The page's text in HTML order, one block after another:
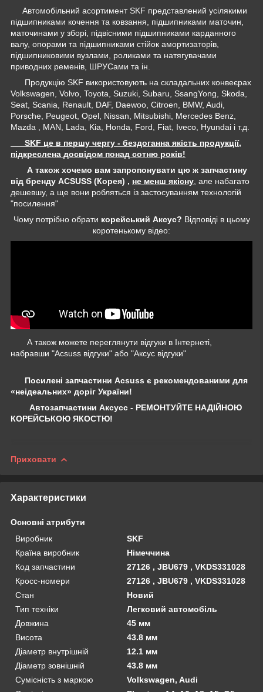
Автомобільний асортимент SKF представлений усілякими
підшипниками кочення та ковзання, підшипниками маточин,
маточинами у зборі, підвісними підшипниками карданного
валу, опорами та підшипниками стійок амортизаторів,
підшипниковими вузлами, роликами та натягувачами
приводних ременів, ШРУСами та ін.
Продукцію SKF використовують на складальних конвеєрах
Volkswagen, Volvo, Toyota, Suzuki, Subaru, SsangYong, Skoda,
Seat, Scania, Renault, DAF, Daewoo, Citroen, BMW, Audi,
Porsche, Peugeot, Opel, Nissan, Mitsubishi, Mercedes Benz,
Mazda , MAN, Lada, Kia, Honda, Ford, Fiat, Iveco, Hyundai і т.д.
SKF це в першу чергу - бездоганна якість продукції,
підкреслена досвідом понад сотню років!
А також хочемо вам запропонувати цю ж запчастину
від бренду ACSUSS (Корея) , не менш якісну , але набагато
дешевшу, а ще вони робляться із застосуванням технологій
"посилення"
Чому потрібно обрати корейський Аксус? Відповіді в цьому
коротенькому відео:
А також можете переглянути відгуки в Інтернеті,
набравши "Acsuss відгуки" або "Аксус відгуки"
Посилені запчастини Acsuss є рекомендованими для
«неідеальних» доріг України!
Автозапчастини Аксусс - РЕМОНТУЙТЕ НАДІЙНОЮ
КОРЕЙСЬКОЮ ЯКОСТЮ!
Приховати
Характеристики
Основні атрибути
Виробник
SKF
Країна виробник
Німеччина
Код запчастини
27126 , JBU679 , VKDS331028
Кросс-номери
27126 , JBU679 , VKDS331028
Стан
Новий
Тип техніки
Легковий автомобіль
Довжина
45 мм
Висота
43.8 мм
Діаметр внутрішній
12.1 мм
Діаметр зовнішній
43.8 мм
Сумісність з маркою
Volkswagen, Audi